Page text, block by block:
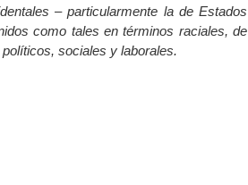
– particularmente la de Estados
como tales en términos raciales, de
sociales y laborales.